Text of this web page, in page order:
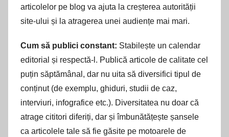
articolelor pe blog va ajuta la creșterea autorității
site-ului și la atragerea unei audiențe mai mari.
Cum să publici constant: Stabilește un calendar
editorial și respectă-l. Publică articole de calitate cel
puțin săptămânal, dar nu uita să diversifici tipul de
conținut (de exemplu, ghiduri, studii de caz,
interviuri, infografice etc.). Diversitatea nu doar că
atrage cititori diferiți, dar și îmbunătățește șansele
ca articolele tale să fie găsite pe motoarele de